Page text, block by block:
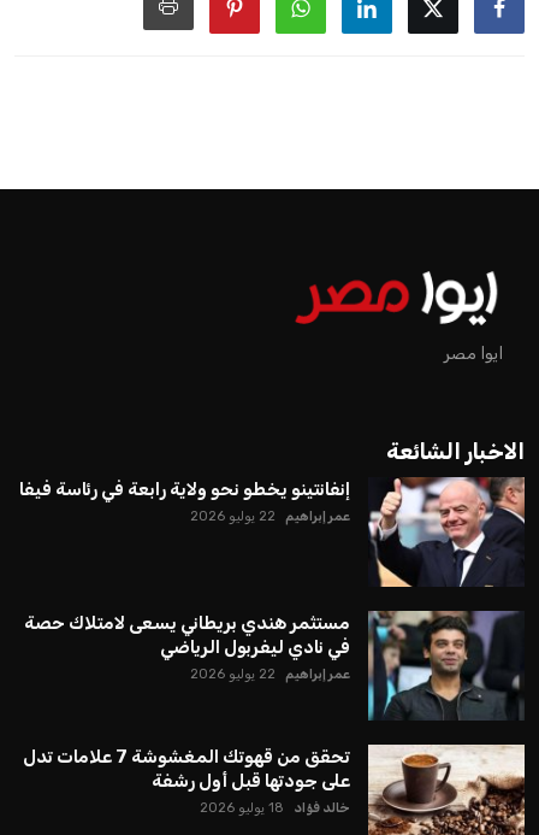
إنفانتينو يخطو نحو ولاية رابعة في
عمر إبراهيم منذ 17 أيام
يبدو أن السويسري جياني إنفانتينو في طريقه للاحتفاظ بمنصبه
كرئيس للاتحاد الدولي لكرة القدم “فيفا” لفترة رابعة، بعد أن حصل
على تأييد واسع من أكثر من 200 اتحاد وطني من أصل 211 في
الجمعية العمومية. مما يعزز فرصته للفوز في الانتخابات المقررة عام